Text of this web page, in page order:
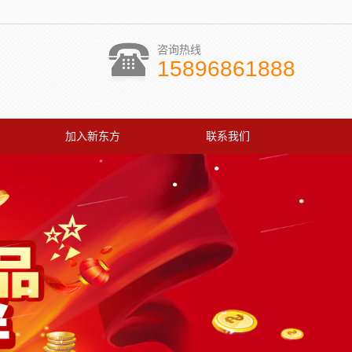
咨询热线
15896861888
加入新东方 联系我们